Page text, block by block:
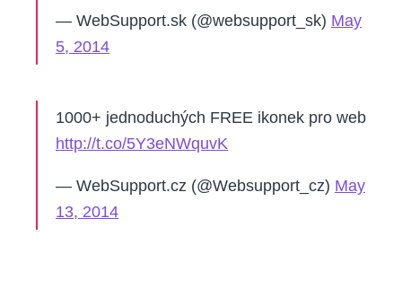
— WebSupport.sk (@websupport_sk) May
5, 2014
1000+ jednoduchých FREE ikonek pro web
http://t.co/5Y3eNWquvK
— WebSupport.cz (@Websupport_cz) May
13, 2014